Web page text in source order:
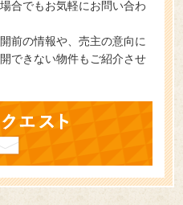
合でもお気軽にお問い合わ
前の情報や、売主の意向に